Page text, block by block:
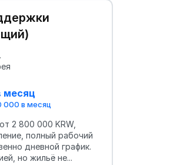
месяц
в месяц
2 800 000 KRW,
полный рабочий
дневной график.
но жильё не...